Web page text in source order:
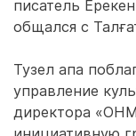
писатель
общался с
Тузел апа
управление
директора